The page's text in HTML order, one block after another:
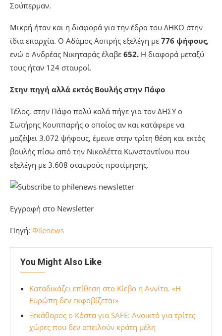
Σούπερμαν.
Μικρή ήταν και η διαφορά για την έδρα του ΔΗΚΟ στην
ίδια επαρχία. Ο Αδάμος Ασπρής εξελέγη με 776 ψήφους,
ενώ ο Ανδρέας Νικηταράς έλαβε 652. Η διαφορά μεταξύ
τους ήταν 124 σταυροί.
Στην πηγή αλλά εκτός Βουλής στην Πάφο
Τέλος, στην Πάφο πολύ καλά πήγε για τον ΔΗΣΥ ο
Σωτήρης Κουππαρής ο οποίος αν και κατάφερε να
μαζέψει 3.072 ψήφους, έμεινε στην τρίτη θέση και εκτός
βουλής πίσω από την Νικολέττα Κωνσταντίνου που
εξελέγη με 3.608 σταυρούς προτίμησης.
Εγγραφή στο Newsletter
Πηγή: Φilenews
You Might Also Like
Καταδικάζει επίθεση στο Κίεβο η Αννίτα. «Η
Ευρώπη δεν εκφοβίζεται»
Ξεκάθαρος ο Κόστα για SAFE: Ανοικτό για τρίτες
χώρες που δεν απειλούν κράτη μέλη